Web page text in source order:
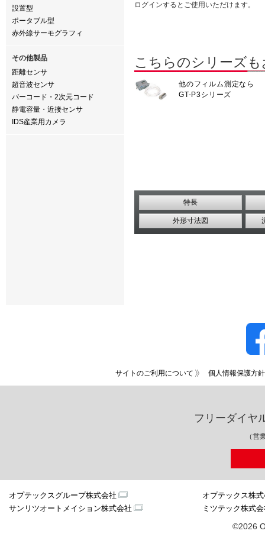
設置型
ポータブル型
赤外線サーモグラフィ
その他製品
距離センサ
超音波センサ
バーコード・2次元コード
静電容量・近接センサ
IDS産業用カメラ
ログインするとご使用いただけます。
こちらのシリーズ
他のフィルム測定なら
GT-P3シリーズ
特長
外形寸法図
サイトのご利用について 個人情報保護方針
フリーダイヤ
（営
オプテックスグループ株式会社
オプテックス株
サンリツオートメイション株式会社
ミツテック株式
©2026